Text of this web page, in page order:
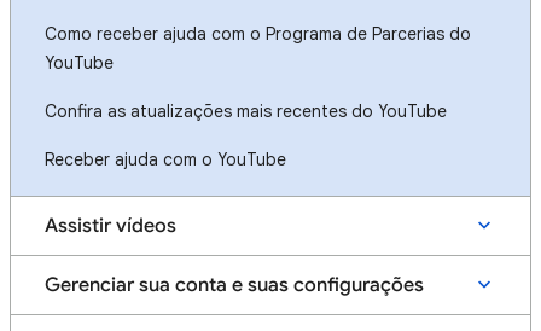
Como receber ajuda com o Programa de Parcerias do
YouTube
Confira as atualizações mais recentes do YouTube
Receber ajuda com o YouTube
Assistir vídeos
Gerenciar sua conta e suas configurações